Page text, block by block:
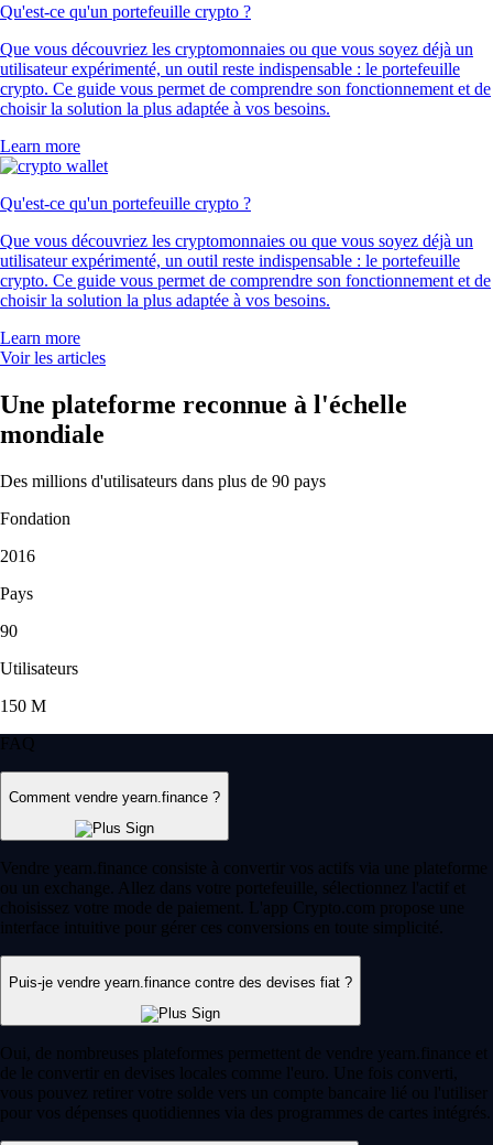
Qu'est-ce qu'un portefeuille crypto ?
Que vous découvriez les cryptomonnaies ou que vous soyez déjà un
utilisateur expérimenté, un outil reste indispensable : le portefeuille
crypto. Ce guide vous permet de comprendre son fonctionnement et de
choisir la solution la plus adaptée à vos besoins.
Learn more
Qu'est-ce qu'un portefeuille crypto ?
Que vous découvriez les cryptomonnaies ou que vous soyez déjà un
utilisateur expérimenté, un outil reste indispensable : le portefeuille
crypto. Ce guide vous permet de comprendre son fonctionnement et de
choisir la solution la plus adaptée à vos besoins.
Learn more
Voir les articles
Une plateforme reconnue à l'échelle
mondiale
Des millions d'utilisateurs dans plus de 90 pays
Fondation
2016
Pays
90
Utilisateurs
150 M
FAQ
Comment vendre yearn.finance ?
Vendre yearn.finance consiste à convertir vos actifs via une plateforme
ou un exchange. Allez dans votre portefeuille, sélectionnez l'actif et
choisissez votre mode de paiement. L'app Crypto.com propose une
interface intuitive pour gérer ces conversions en toute simplicité.
Puis-je vendre yearn.finance contre des devises fiat ?
Oui, de nombreuses plateformes permettent de vendre yearn.finance et
de le convertir en devises locales comme l'euro. Une fois converti,
vous pouvez retirer votre solde vers un compte bancaire lié ou l'utiliser
pour vos dépenses quotidiennes via des programmes de cartes intégrés.